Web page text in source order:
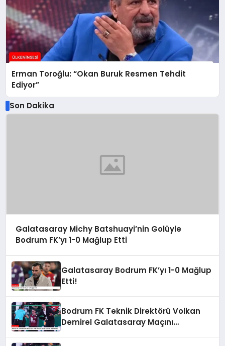
Erman Toroğlu: “Okan Buruk Resmen Tehdit
Ediyor”
Son Dakika
Galatasaray Michy Batshuayi’nin Golüyle
Bodrum FK’yı 1-0 Mağlup Etti
Galatasaray Bodrum FK’yı 1-0 Mağlup
Etti!
Bodrum FK Teknik Direktörü Volkan
Demirel Galatasaray Maçını